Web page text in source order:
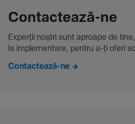
Contac­tează-ne
Experții noștri sunt aproape de
la imple­men­tare, pentru a-ți oferi
Contactează-ne